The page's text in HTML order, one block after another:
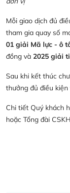
Mỗi giao dịch đủ
tham gia quay số
01 giải Mã lực - ô
đồng và 2025 giải
Sau khi kết thúc
thưởng đủ điều
Chi tiết Quý khách
hoặc Tổng đài